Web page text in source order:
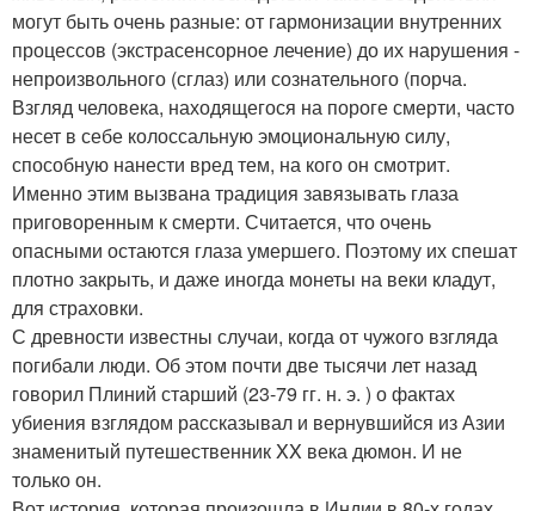
могут быть очень разные: от гармонизации внутренних
процессов (экстрасенсорное лечение) до их нарушения -
непроизвольного (сглаз) или сознательного (порча.
Взгляд человека, находящегося на пороге смерти, часто
несет в себе колоссальную эмоциональную силу,
способную нанести вред тем, на кого он смотрит.
Именно этим вызвана традиция завязывать глаза
приговоренным к смерти. Считается, что очень
опасными остаются глаза умершего. Поэтому их спешат
плотно закрыть, и даже иногда монеты на веки кладут,
для страховки.
С древности известны случаи, когда от чужого взгляда
погибали люди. Об этом почти две тысячи лет назад
говорил Плиний старший (23-79 гг. н. э. ) о фактах
убиения взглядом рассказывал и вернувшийся из Азии
знаменитый путешественник XX века дюмон. И не
только он.